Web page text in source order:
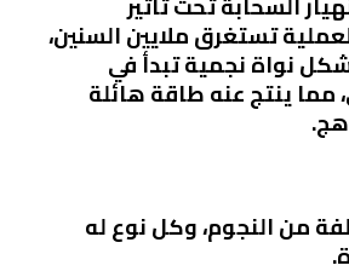
تستغرق ملايين السنين،
نواة نجمية تبدأ في
مما ينتج عنه طاقة هائلة
من النجوم، وكل نوع له